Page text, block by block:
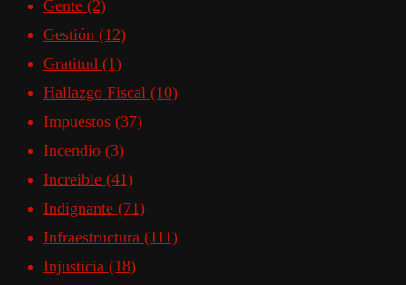
Gente (2)
Gestión (12)
Gratitud (1)
Hallazgo Fiscal (10)
Impuestos (37)
Incendio (3)
Increible (41)
Indignante (71)
Infraestructura (111)
Injusticia (18)